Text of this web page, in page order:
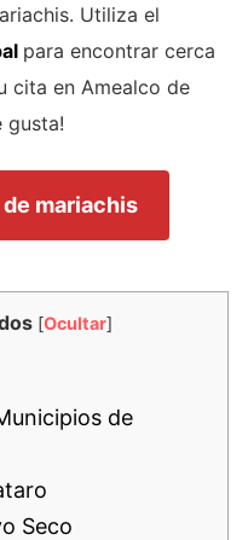
Utiliza el
para encontrar cerca
cita en Amealco de
gusta!
mariachis
[Ocultar]
de
Seco